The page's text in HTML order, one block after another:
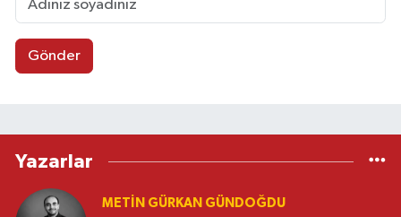
Gönder
Yazarlar
METIN GÜRKAN GÜNDOĞDU